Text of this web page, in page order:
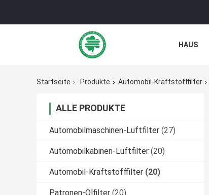
HAUS
Startseite
Produkte Automobil-Kraftstofffilter
ALLE PRODUKTE
Automobilmaschinen-Luftfilter (27)
Automobilkabinen-Luftfilter (20)
Automobil-Kraftstofffilter (20)
Patronen-Ölfilter (20)